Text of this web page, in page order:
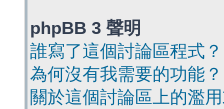
phpBB 3 聲明
誰寫了這個討論區程式？
為何沒有我需要的功能？
關於這個討論區上的濫